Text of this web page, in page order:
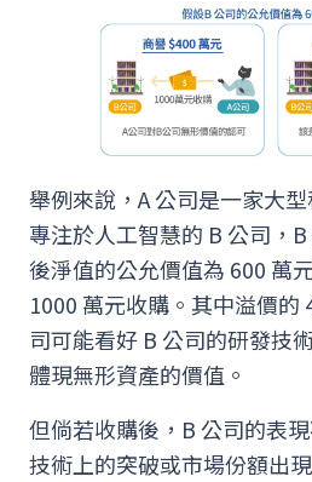
舉例來說，A 公司是一家大
專注於人工智慧的 B 公司，
後淨值的公允價值為 600 萬
1000 萬元收購。其中溢價的
司可能看好 B 公司的研發技
體現無形資產的價值。
但倘若收購後，B 公司的表
技術上的突破或市場份額出